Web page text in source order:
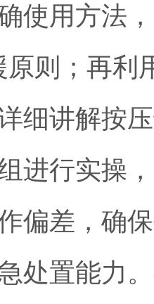
使用方法
原则；再利
细讲解按
进行实操
偏差，确
处置能力